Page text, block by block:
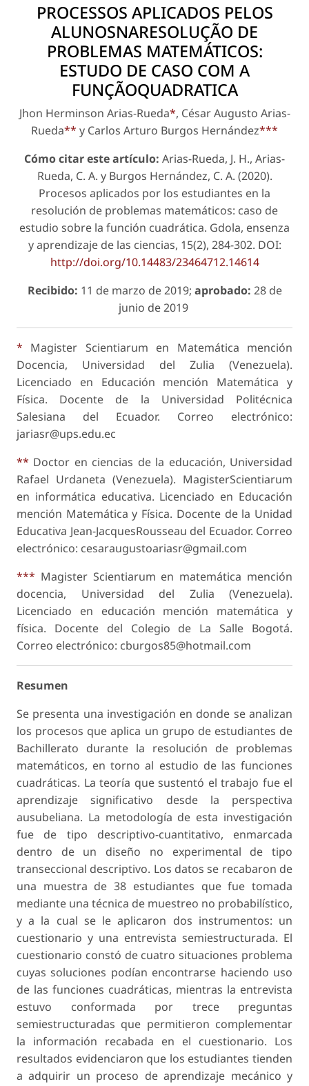
PROCESSOS APLICADOS PELOS
ALUNOSNARESOLUÇÃO DE
PROBLEMAS MATEMÁTICOS:
ESTUDO DE CASO COM A
FUNÇÃOQUADRATICA
Jhon Herminson Arias-Rueda*, César Augusto Arias-
Rueda** y Carlos Arturo Burgos Hernández***
Cómo citar este artículo: Arias-Rueda, J. H., Arias-
Rueda, C. A. y Burgos Hernández, C. A. (2020).
Procesos aplicados por los estudiantes en la
resolución de problemas matemáticos: caso de
estudio sobre la función cuadrática. Gdola, ensenza
y aprendizaje de las ciencias, 15(2), 284-302. DOI:
http://doi.org/10.14483/23464712.14614
Recibido: 11 de marzo de 2019; aprobado: 28 de
junio de 2019
* Magister Scientiarum en Matemática mención
Docencia, Universidad del Zulia (Venezuela).
Licenciado en Educación mención Matemática y
Física. Docente de la Universidad Politécnica
Salesiana del Ecuador. Correo electrónico:
jariasr@ups.edu.ec
** Doctor en ciencias de la educación, Universidad
Rafael Urdaneta (Venezuela). MagisterScientiarum
en informática educativa. Licenciado en Educación
mención Matemática y Física. Docente de la Unidad
Educativa Jean-JacquesRousseau del Ecuador. Correo
electrónico: cesaraugustoariasr@gmail.com
*** Magister Scientiarum en matemática mención
docencia, Universidad del Zulia (Venezuela).
Licenciado en educación mención matemática y
física. Docente del Colegio de La Salle Bogotá.
Correo electrónico: cburgos85@hotmail.com
Resumen
Se presenta una investigación en donde se analizan
los procesos que aplica un grupo de estudiantes de
Bachillerato durante la resolución de problemas
matemáticos, en torno al estudio de las funciones
cuadráticas. La teoría que sustentó el trabajo fue el
aprendizaje significativo desde la perspectiva
ausubeliana. La metodología de esta investigación
fue de tipo descriptivo-cuantitativo, enmarcada
dentro de un diseño no experimental de tipo
transeccional descriptivo. Los datos se recabaron de
una muestra de 38 estudiantes que fue tomada
mediante una técnica de muestreo no probabilístico,
y a la cual se le aplicaron dos instrumentos: un
cuestionario y una entrevista semiestructurada. El
cuestionario constó de cuatro situaciones problema
cuyas soluciones podían encontrarse haciendo uso
de las funciones cuadráticas, mientras la entrevista
estuvo conformada por trece preguntas
semiestructuradas que permitieron complementar
la información recabada en el cuestionario. Los
resultados evidenciaron que los estudiantes tienden
a adquirir un proceso de aprendizaje mecánico y